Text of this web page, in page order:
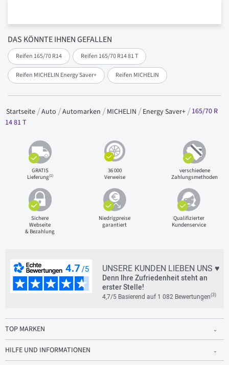
DAS KÖNNTE IHNEN GEFALLEN
Reifen 165/70 R14 Reifen 165/70 R14 81 T
Reifen MICHELIN Energy Saver+ Reifen MICHELIN
Startseite Auto Automarken MICHELIN Energy Saver+
165/70 R
14 81 T
GRATIS
Lieferung(1)
36 000
Verweise
verschiedene
Zahlungsmethoden
Sichere
Webseite
& Bezahlung
Niedrigpreise
garantiert
Qualifizierter
Kundenservice
UNSERE KUNDEN LIEBEN UNS ♥
Denn Ihre Zufriedenheit steht an
erster Stelle!
4,7/5 Basierend auf 1 082 Bewertungen(3)
TOP MARKEN
HILFE UND INFORMATIONEN